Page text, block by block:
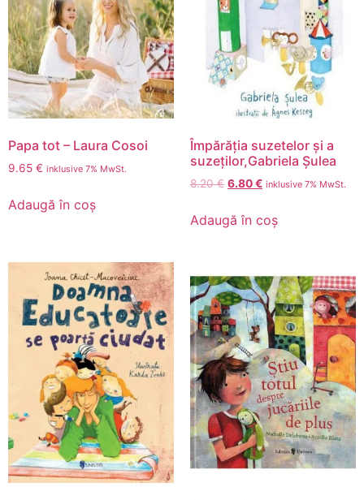
Papa tot – Laura Cosoi
9.65 € inklusive 7% MwSt.
Adaugă în coș
Împărăția suzetelor și a
suzeților,Gabriela Șulea
8.20€ 6.80€ inklusive 7% MwSt.
Adaugă în coș